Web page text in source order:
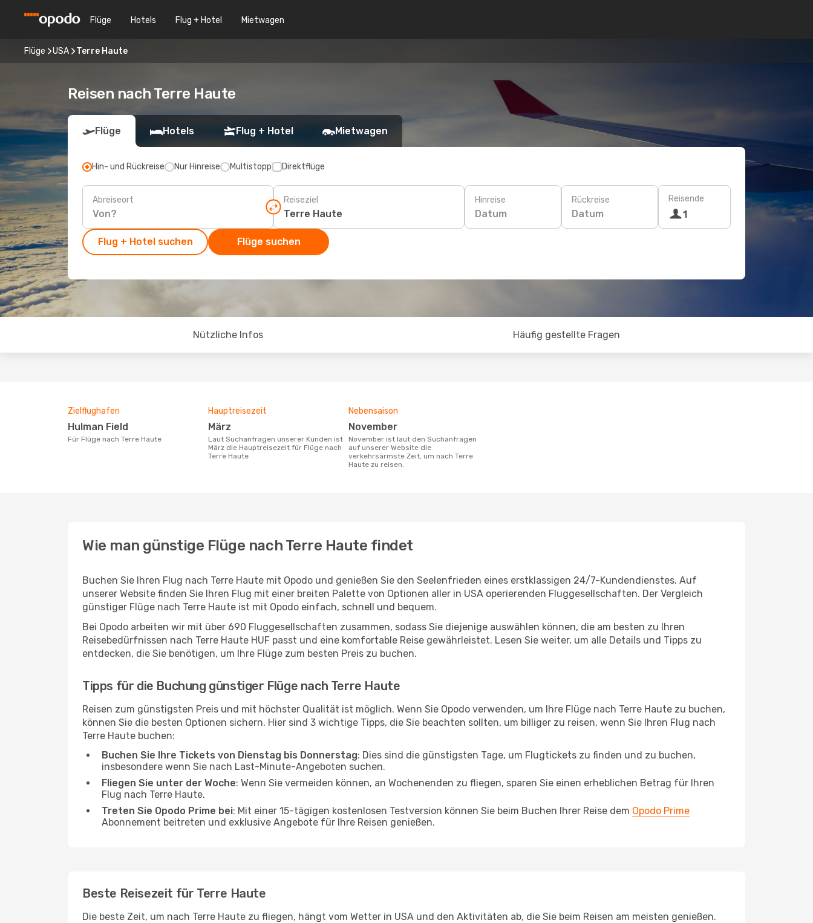
Flüge Hotels Flug + Hotel Mietwagen
Flüge USA Terre Haute
Reisen nach Terre Haute
Flüge Hotels Flug + Hotel Mietwagen
Hin- und Rückreise Nur Hinreise Multistopp Direktflüge
Abreiseort Reiseziel Hinreise
Datum
Rückreise
Datum
Reisende
1
Flug + Hotel suchen Flüge suchen
Nützliche Infos Häufig gestellte Fragen
Zielflughafen
Hulman Field
Für Flüge nach Terre Haute
Hauptreisezeit
März
Laut Suchanfragen unserer Kunden ist
März die Hauptreisezeit für Flüge nach
Terre Haute
Nebensaison
November
November ist laut den Suchanfragen
auf unserer Website die
verkehrsärmste Zeit, um nach Terre
Haute zu reisen.
Wie man günstige Flüge nach Terre Haute findet
Buchen Sie Ihren Flug nach Terre Haute mit Opodo und genießen Sie den Seelenfrieden eines erstklassigen 24/7-Kundendienstes. Auf
unserer Website finden Sie Ihren Flug mit einer breiten Palette von Optionen aller in USA operierenden Fluggesellschaften. Der Vergleich
günstiger Flüge nach Terre Haute ist mit Opodo einfach, schnell und bequem.
Bei Opodo arbeiten wir mit über 690 Fluggesellschaften zusammen, sodass Sie diejenige auswählen können, die am besten zu Ihren
Reisebedürfnissen nach Terre Haute HUF passt und eine komfortable Reise gewährleistet. Lesen Sie weiter, um alle Details und Tipps zu
entdecken, die Sie benötigen, um Ihre Flüge zum besten Preis zu buchen.
Tipps für die Buchung günstiger Flüge nach Terre Haute
Reisen zum günstigsten Preis und mit höchster Qualität ist möglich. Wenn Sie Opodo verwenden, um Ihre Flüge nach Terre Haute zu buchen,
können Sie die besten Optionen sichern. Hier sind 3 wichtige Tipps, die Sie beachten sollten, um billiger zu reisen, wenn Sie Ihren Flug nach
Terre Haute buchen:
Buchen Sie Ihre Tickets von Dienstag bis Donnerstag: Dies sind die günstigsten Tage, um Flugtickets zu finden und zu buchen,
insbesondere wenn Sie nach Last-Minute-Angeboten suchen.
Fliegen Sie unter der Woche: Wenn Sie vermeiden können, an Wochenenden zu fliegen, sparen Sie einen erheblichen Betrag für Ihren
Flug nach Terre Haute.
Treten Sie Opodo Prime bei: Mit einer 15-tägigen kostenlosen Testversion können Sie beim Buchen Ihrer Reise dem Opodo Prime
Abonnement beitreten und exklusive Angebote für Ihre Reisen genießen.
Beste Reisezeit für Terre Haute
Die beste Zeit, um nach Terre Haute zu fliegen, hängt vom Wetter in USA und den Aktivitäten ab, die Sie beim Reisen am meisten genießen.